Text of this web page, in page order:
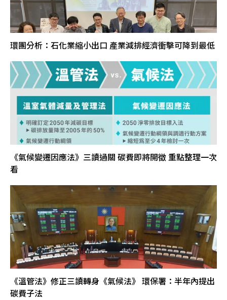
環團分析：石化業縮小出口 產業減排經濟衝擊可降到最低
《氣候變遷因應法》三讀過關 碳費即將開徵 重點整理一次
看
《溫管法》修正三讀轉身《氣候法》 環保署：半年內提出
碳費子法